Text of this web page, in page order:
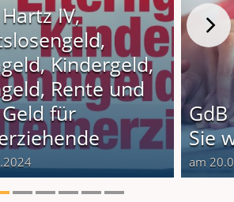
IV,
Kindergeld,
Rente und
für
Sie
am